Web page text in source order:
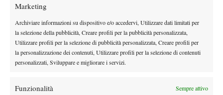
Marketing
Archiviare informazioni su dispositivo e/o accedervi, Utilizzare dati limitati per
la selezione della pubblicità, Creare profili per la pubblicità personalizzata,
Utilizzare profili per la selezione di pubblicità personalizzata, Creare profili per
la personalizzazione dei contenuti, Utilizzare profili per la selezione di contenuti
personalizzati, Sviluppare e migliorare i servizi.
Funzionalità Sempre attivo
successiva e quella nel challenger di Ginevra. E già, perché dopo
Todi erano giunte altre belle prestazioni anche nel livello
intermedio. Dalla finale a Lubiana, nella tarda estate del 2010,
fino alla splendida semifinale a Mons di circa 13 mesi dopo. Una
settimana assolutamente sopra le righe per il 21enne belga,
come il connazionale Olivier Rochus e il colombiano Alejandro